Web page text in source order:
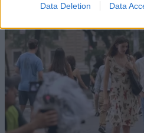
Data Deletion Data
έχουμε, ούτε έθιμα να
υποδεχτούμε τον Ντάφυ από
Απαντήστε
navigator 09·06·2021